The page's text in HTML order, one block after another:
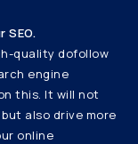
SEO.
quality dofollow
engine
this. It will not
also drive more
online